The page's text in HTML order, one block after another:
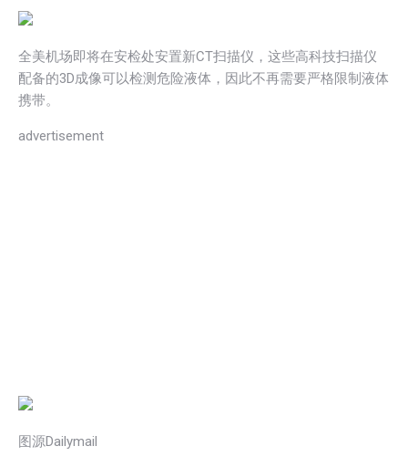
全美机场即将在安检处安置新CT扫描仪，这些高科技扫描仪
配备的3D成像可以检测危险液体，因此不再需要严格限制液体
携带。
advertisement
图源Dailymail